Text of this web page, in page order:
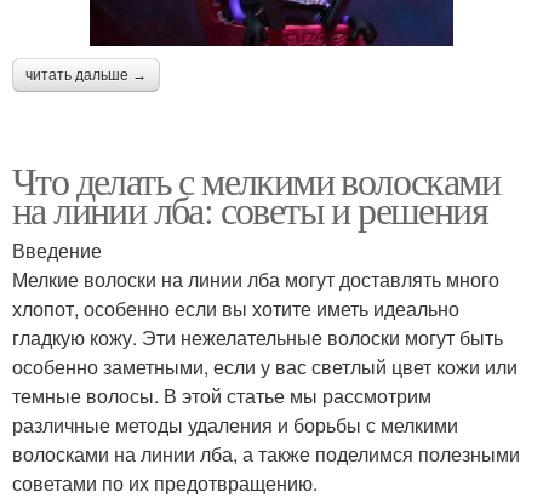
читать дальше →
Что делать с мелкими волосками
на линии лба: советы и решения
Введение
Мелкие волоски на линии лба могут доставлять много
хлопот, особенно если вы хотите иметь идеально
гладкую кожу. Эти нежелательные волоски могут быть
особенно заметными, если у вас светлый цвет кожи или
темные волосы. В этой статье мы рассмотрим
различные методы удаления и борьбы с мелкими
волосками на линии лба, а также поделимся полезными
советами по их предотвращению.